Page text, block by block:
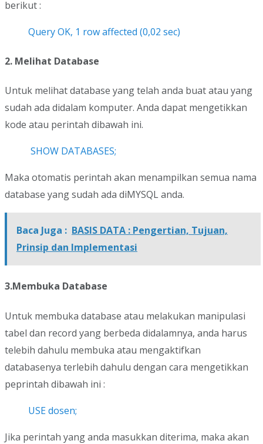
berikut :
Query OK, 1 row affected (0,02 sec)
2. Melihat Database
Untuk melihat database yang telah anda buat atau yang
sudah ada didalam komputer. Anda dapat mengetikkan
kode atau perintah dibawah ini.
SHOW DATABASES;
Maka otomatis perintah akan menampilkan semua nama
database yang sudah ada diMYSQL anda.
Baca Juga : BASIS DATA : Pengertian, Tujuan,
Prinsip dan Implementasi
3.Membuka Database
Untuk membuka database atau melakukan manipulasi
tabel dan record yang berbeda didalamnya, anda harus
telebih dahulu membuka atau mengaktifkan
databasenya terlebih dahulu dengan cara mengetikkan
peprintah dibawah ini :
USE dosen;
Jika perintah yang anda masukkan diterima, maka akan